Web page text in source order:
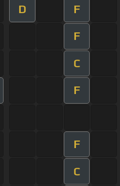
D F
F
C
F
F
C